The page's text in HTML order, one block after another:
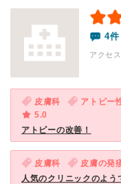
4件
アクセ
皮膚科 アトピー
5.0
アトピーの改善！
皮膚科 皮膚の発
人気のクリニックのよう